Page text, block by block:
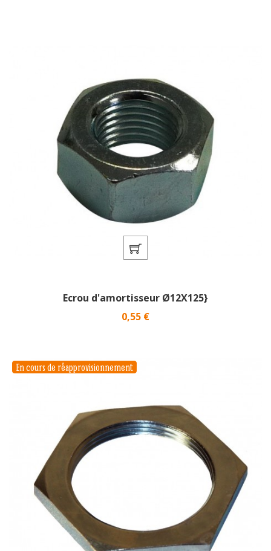
Ecrou d'amortisseur Ø12X125}
Prix
0,55 €
En cours de réapprovisionnement